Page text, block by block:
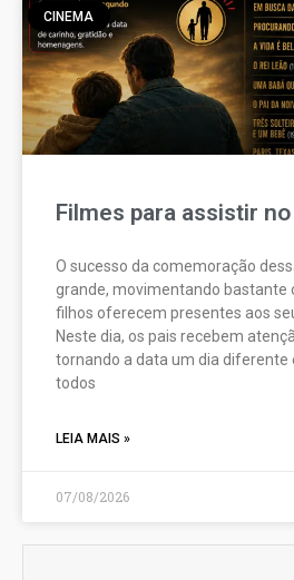
CINEMA
Filmes para assistir
O sucesso da comemoração
grande, movimentando bastante
filhos oferecem presentes aos
Neste dia, os pais recebem
tornando a data um dia diferente
todos
LEIA MAIS »
07/08/2026